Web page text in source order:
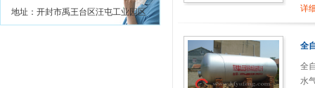
地址：开封市禹王台区汪屯工业园区
洗
详
全
全
水